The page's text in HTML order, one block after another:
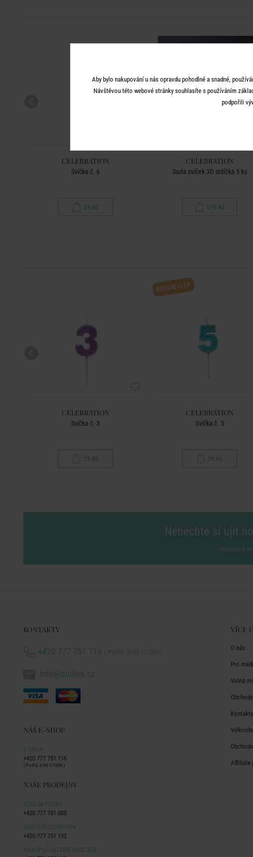
CELEBRATION
Svíčka č. 6
29 Kč
CELEBRATION
Sada svíček 3D srdíčka 5 ks
119 Kč
CELEBRATION
Svíčka č. 3
29 Kč
BESTSELLER
CELEBRATION
Svíčka č. 5
29 Kč
Nenechte si ujít
vložením e-
KONTAKTY
+420 777 751 116
info@butlers.cz
NÁŠ E-SHOP
E-SHOP
+420 777 751 116
( Po-Pá: 9:00-17:00h )
NAŠE PRODEJNY
ATRIUM FLORA
+420 777 751 005
WESTFIELD CHODOV
+420 777 751 132
NÁKUPNÍ GALERIE MYSLBEK
VÍCE
O nás
Pro
Volná
Obchody
Kontakty
Affiliate
Aby bylo nakupování u nás opravdu pohodlné a snadné,
Návštěvou této webové stránky souhlasíte s používáním
podpořili